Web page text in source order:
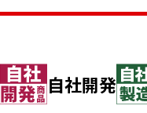
自社開発